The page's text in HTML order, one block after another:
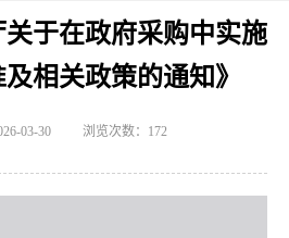
关于在政府采购中实施
相关政策的通知》
03-30 浏览次数： 172